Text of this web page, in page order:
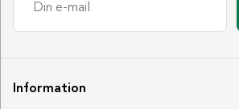
Information